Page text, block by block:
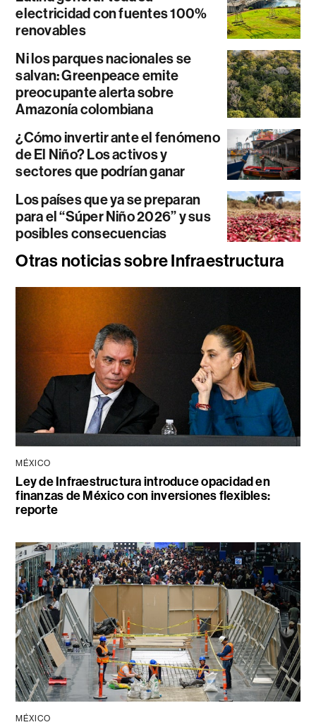
electricidad con fuentes 100%
renovables
Ni los parques nacionales se
salvan: Greenpeace emite
preocupante alerta sobre
Amazonía colombiana
¿Cómo invertir ante el fenómeno
de El Niño? Los activos y
sectores que podrían ganar
Los países que ya se preparan
para el “Súper Niño 2026” y sus
posibles consecuencias
Otras noticias sobre Infraestructura
MÉXICO
Ley de Infraestructura introduce opacidad en
finanzas de México con inversiones flexibles:
reporte
MÉXICO